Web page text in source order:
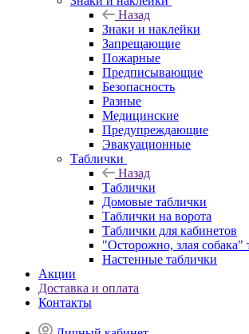
Назад
Знаки и наклейки
Запрещающие
Пожарные
Предписывающие
Безопасность
Разные
Медицинские
Предупреждающие
Эвакуационные
Таблички
Назад
Таблички
Домовые таблички
Таблички на ворота
Таблички для кабинетов
"Осторожно, злая собака"
Настенные таблички
Акции
Доставка и оплата
Контакты